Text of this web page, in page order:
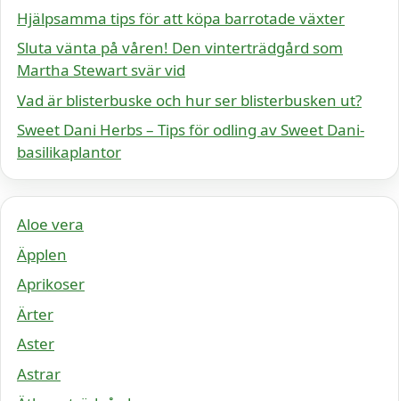
Hjälpsamma tips för att köpa barrotade växter
Sluta vänta på våren! Den vinterträdgård som
Martha Stewart svär vid
Vad är blisterbuske och hur ser blisterbusken ut?
Sweet Dani Herbs – Tips för odling av Sweet Dani-
basilikaplantor
Aloe vera
Äpplen
Aprikoser
Ärter
Aster
Astrar